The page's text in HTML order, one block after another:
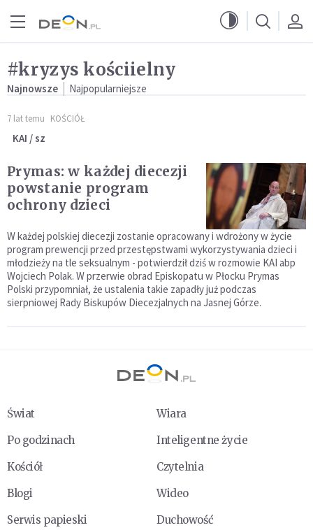
#kryzys kościielny
Najnowsze Najpopularniejsze
7 lat temu KOŚCIÓŁ
KAI / sz
Prymas: w każdej diecezji
powstanie program
ochrony dzieci
W każdej polskiej diecezji zostanie opracowany i wdrożony w życie
program prewencji przed przestępstwami wykorzystywania dzieci i
młodzieży na tle seksualnym - potwierdził dziś w rozmowie KAI abp
Wojciech Polak. W przerwie obrad Episkopatu w Płocku Prymas
Polski przypomniał, że ustalenia takie zapadły już podczas
sierpniowej Rady Biskupów Diecezjalnych na Jasnej Górze.
Świat
Wiara
Po godzinach
Inteligentne życie
Kościół
Czytelnia
Blogi
Wideo
Serwis papieski
Duchowość